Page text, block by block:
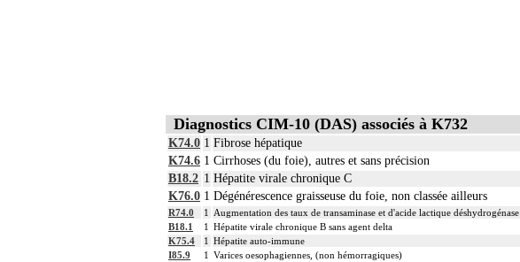
Diagnostics CIM-10 (DAS) associés à K732
K74.0 1 Fibrose hépatique
K74.6 1 Cirrhoses (du foie), autres et sans précision
B18.2 1 Hépatite virale chronique C
K76.0 1 Dégénérescence graisseuse du foie, non classée ailleurs
R74.0 1
Augmentation des taux de transaminase et d'acide lactique déshydrogénase
B18.1
1 Hépatite virale chronique B sans agent delta
K75.4
1 Hépatite auto-immune
I85.9
1 Varices oesophagiennes, (non hémorragiques)